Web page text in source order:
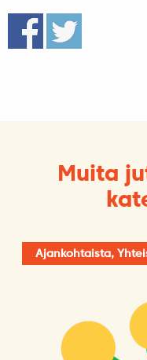
Muita
Ajankohtaista,